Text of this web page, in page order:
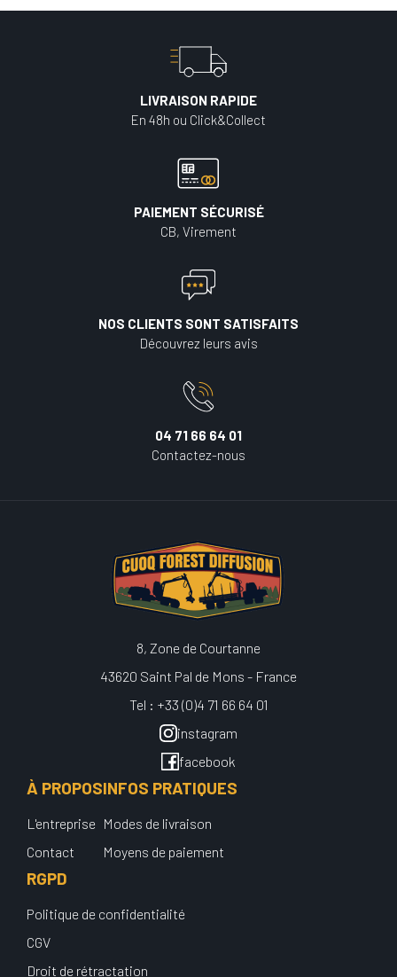
LIVRAISON RAPIDE
En 48h ou Click&Collect
PAIEMENT SÉCURISÉ
CB, Virement
NOS CLIENTS SONT SATISFAITS
Découvrez leurs avis
04 71 66 64 01
Contactez-nous
8, Zone de Courtanne
43620 Saint Pal de Mons - France
Tel : +33 (0)4 71 66 64 01
instagram
facebook
À PROPOS
L'entreprise
Contact
INFOS PRATIQUES
Modes de livraison
Moyens de paiement
RGPD
Politique de confidentialité
CGV
Droit de rétractation